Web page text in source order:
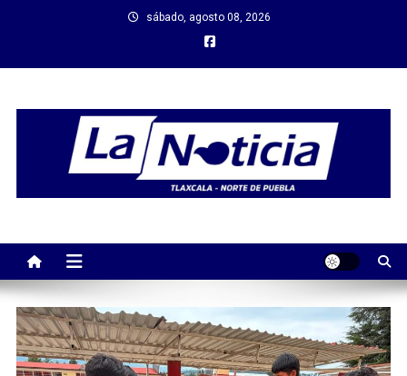
sábado, agosto 08, 2026